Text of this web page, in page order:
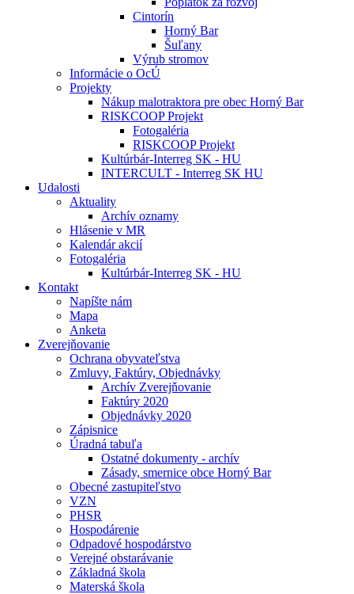
Cintorín
Horný Bar
Šuľany
Výrub stromov
Informácie o OcÚ
Projekty
Nákup malotraktora pre obec Horný Bar
RISKCOOP Projekt
Fotogaléria
RISKCOOP Projekt
Kultúrbár-Interreg SK - HU
INTERCULT - Interreg SK HU
Udalosti
Aktuality
Archív oznamy
Hlásenie v MR
Kalendár akcií
Fotogaléria
Kultúrbár-Interreg SK - HU
Kontakt
Napíšte nám
Mapa
Anketa
Zverejňovanie
Ochrana obyvateľstva
Zmluvy, Faktúry, Objednávky
Archív Zverejňovanie
Faktúry 2020
Objednávky 2020
Zápisnice
Úradná tabuľa
Ostatné dokumenty - archív
Zásady, smernice obce Horný Bar
Obecné zastupiteľstvo
VZN
PHSR
Hospodárenie
Odpadové hospodárstvo
Verejné obstarávanie
Základná škola
Materská škola